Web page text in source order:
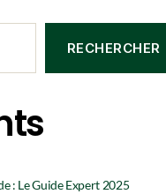
RECHERCHER
: Le Guide Expert 2025